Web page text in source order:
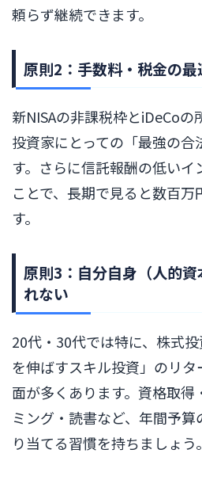
頼らず継続できます。
原則2：手数料・税金の最
新NISAの非課税枠とiDeCoの
投資家にとっての「最強の合
す。さらに信託報酬の低い
ことで、長期で見ると数百
す。
原則3：自分自身（人的
れない
20代・30代では特に、株式
を伸ばすスキル投資」のリ
面が多くあります。資格取得
ミング・読書など、年間予
り当てる習慣を持ちましょう。